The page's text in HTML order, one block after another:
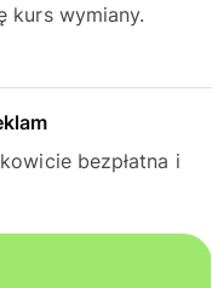
kurs wymiany.
bezpłatna i